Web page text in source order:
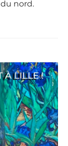
nord.